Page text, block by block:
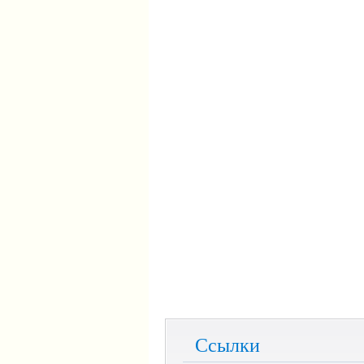
Ссылки